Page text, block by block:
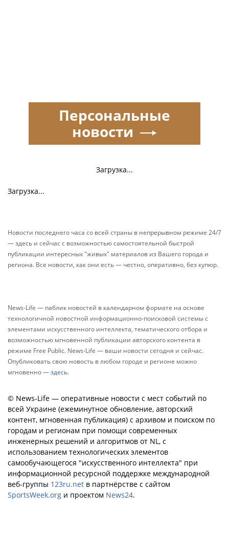
Загрузка...
Загрузка...
Персональные
новости
Новости последнего часа со всей страны в непрерывном режиме 24/7
— здесь и сейчас с возможностью самостоятельной быстрой
публикации интересных "живых" материалов из Вашего города и
региона. Все новости, как они есть — честно, оперативно, без купюр.
News-Life — паблик новостей в календарном формате на основе
технологичной новостной информационно-поисковой системы с
элементами искусственного интеллекта, тематического отбора и
возможностью мгновенной публикации авторского контента в
режиме Free Public. News-Life — ваши новости сегодня и сейчас.
Опубликовать свою новость в любом городе и регионе можно
мгновенно —здесь.
© News-Life — оперативные новости с мест событий по
всей Украине (ежеминутное обновление, авторский
контент, мгновенная публикация) с архивом и поиском по
городам и регионам при помощи современных
инженерных решений и алгоритмов от NL, с
использованием технологических элементов
самообучающегося "искусственного интеллекта" при
информационной ресурсной поддержке международной
веб-группы 123ru.net в партнёрстве с сайтом
SportsWeek.org и проектом News24.